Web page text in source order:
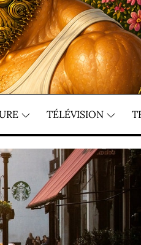
TÉLÉVISION